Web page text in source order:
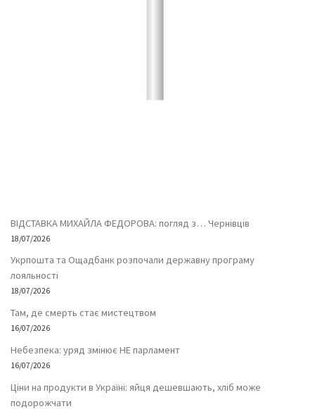
ВІДСТАВКА МИХАЙЛА ФЕДОРОВА: погляд з… Чернівців
18/07/2026
Укрпошта та Ощадбанк розпочали державну програму
лояльності
18/07/2026
Там, де смерть стає мистецтвом
16/07/2026
Небезпека: уряд змінює НЕ парламент
16/07/2026
Ціни на продукти в Україні: яйця дешевшають, хліб може
подорожчати